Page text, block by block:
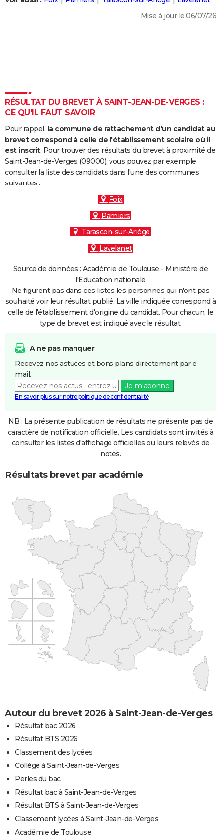
DICTIONNAIRE
Dictionnaire
Biographies
Citations
Expressions
Proverbes
PROGRAMME TV
COPAINS D'AVANT
S'inscrire
Se connecter
Lycées
Collèges
Primaires
Universités
Entreprises
Service militaire
Avis de recherche
AVIS DE DÉCÈS
FORUM
Mise à jour le 06/07/26
RÉSULTAT DU BREVET À SAINT-JEAN-DE-VERGES :
CE QU'IL FAUT SAVOIR
Pour rappel, la commune de rattachement d'un candidat au
brevet correspond à celle de l'établissement scolaire où il
est inscrit. Pour trouver des résultats du brevet à proximité de
Saint-Jean-de-Verges (09000), vous pouvez par exemple
consulter la liste des candidats dans l'une des communes
suivantes :
Foix
Pamiers
Tarascon-sur-Ariège
Lavelanet
Source de données : Académie de Toulouse - Ministère de
l'Education nationale
Ne figurent pas dans ces listes les personnes qui n'ont pas
souhaité voir leur résultat publié. La ville indiquée correspond à
celle de l'établissement d'origine du candidat. Pour chacun, le
type de brevet est indiqué avec le résultat.
A ne pas manquer
Recevez nos astuces et bons plans directement par e-
mail.
Je m'abonne
En savoir plus sur notre politique de confidentialité
NB : La présente publication de résultats ne présente pas de
caractère de notification officielle. Les candidats sont invités à
consulter les listes d'affichage officielles ou leurs relevés de
notes.
Résultats brevet par académie
Autour du brevet 2026 à Saint-Jean-de-Verges
Résultat bac 2026
Résultat BTS 2026
Classement des lycées
Collège à Saint-Jean-de-Verges
Perles du bac
Résultat bac à Saint-Jean-de-Verges
Résultat BTS à Saint-Jean-de-Verges
Classement lycées à Saint-Jean-de-Verges
Académie de Toulouse